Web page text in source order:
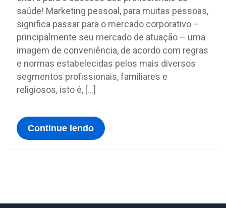
saúde! Marketing pessoal, para muitas pessoas,
significa passar para o mercado corporativo –
principalmente seu mercado de atuação – uma
imagem de conveniência, de acordo com regras
e normas estabelecidas pelos mais diversos
segmentos profissionais, familiares e
religiosos, isto é, […]
Continue lendo